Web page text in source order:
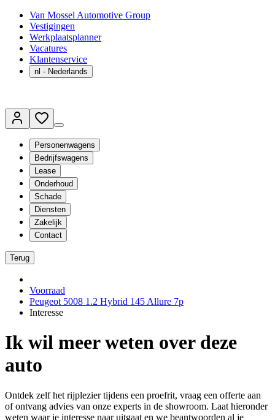
Van Mossel Automotive Group
Vestigingen
Werkplaatsplanner
Vacatures
Klantenservice
nl - Nederlands
Personenwagens
Bedrijfswagens
Lease
Onderhoud
Schade
Diensten
Zakelijk
Contact
Terug
Voorraad
Peugeot 5008 1.2 Hybrid 145 Allure 7p
Interesse
Ik wil meer weten over deze
auto
Ontdek zelf het rijplezier tijdens een proefrit, vraag een offerte aan
of ontvang advies van onze experts in de showroom. Laat hieronder
weten waar je interesse naar uitgaat en we beantwoorden al je